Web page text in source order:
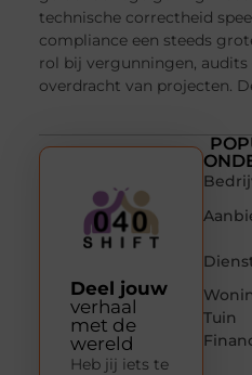
technische correctheid
compliance een steeds
rol bij vergunningen, audits
overdracht van projecten.
Tuin
Deel jouw
verhaal
met de
wereld
Heb jij iets te